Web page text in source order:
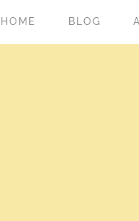
HOME BLOG